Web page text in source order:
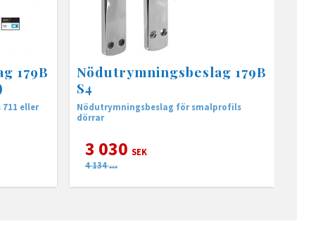
179B
eller
Nödutrymningsbeslag 179B
S4
Nödutrymningsbeslag för smalprofils
dörrar
3 030 SEK
4 134 SEK